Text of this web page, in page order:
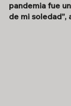
pandemia fue
de mi soledad”,